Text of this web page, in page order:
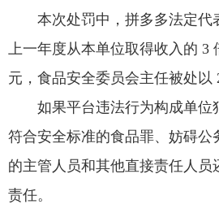
本次处罚中，拼多多法定代
上一年度从本单位取得收入的 3
元，食品安全委员会主任被处以
如果平台违法行为构成单位
符合安全标准的食品罪、妨碍公
的主管人员和其他直接责任人员
责任。